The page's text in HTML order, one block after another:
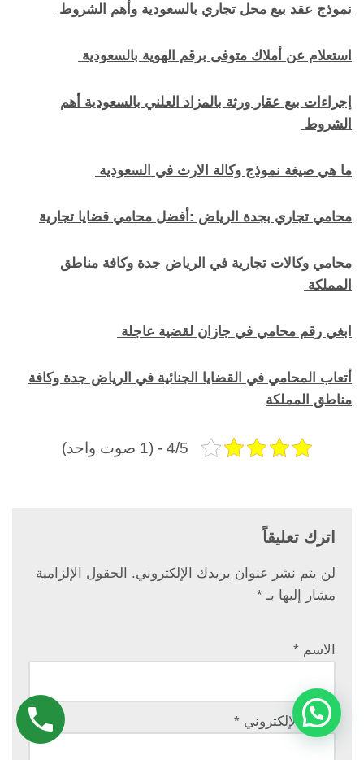
نموذج عقد بيع محل تجاري بالسعودية وأهم الشروط
استعلام عن أملاك متوفى برقم الهوية بالسعودية
إجراءات بيع عقار ورثة بالمزاد العلني بالسعودية أهم
الشروط
ما هي صيغة نموذج وكالة الارث في السعودية
محامي تجاري بجدة الرياض :أفضل محامي قضايا تجارية
محامي وكالات تجارية في الرياض جدة وكافة مناطق
المملكة
ابغي رقم محامي في جازان لقضية عاجلة
أتعاب المحامي في القضايا الجنائية في الرياض جدة وكافة
مناطق المملكة
4/5 - (1 صوت واحد)
اترك تعليقاً
لن يتم نشر عنوان بريدك الإلكتروني.
الحقول الإلزامية
مشار إليها بـ *
الاسم *
البريد الإلكتروني *